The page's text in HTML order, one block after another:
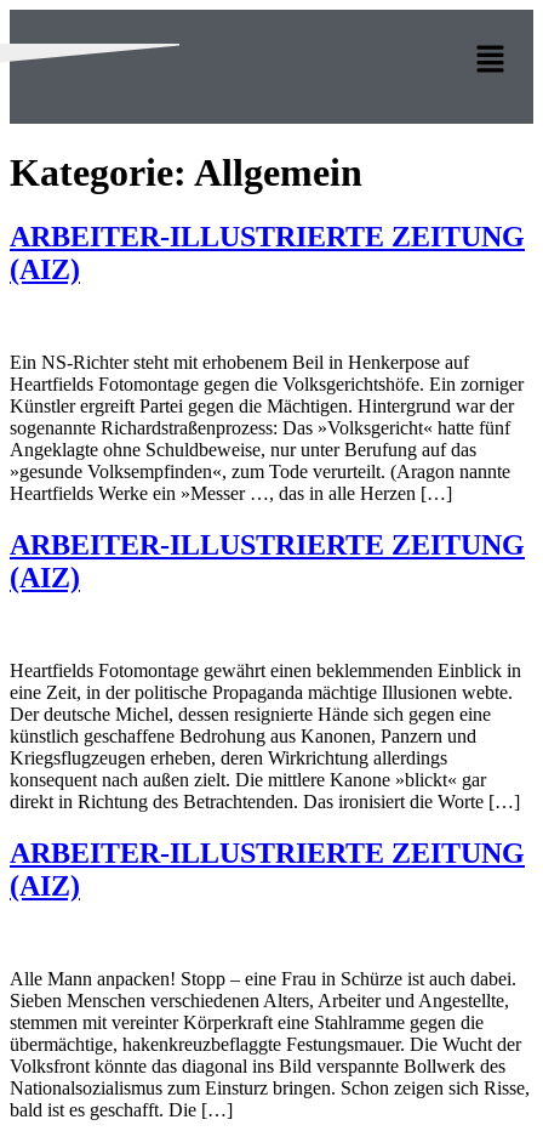
Kategorie: Allgemein
ARBEITER-ILLUSTRIERTE ZEITUNG
(AIZ)
Ein NS-Richter steht mit erhobenem Beil in Henker­pose auf
Heartfields Fotomontage gegen die Volks­gerichtshöfe. Ein zorniger
Künstler ergreift Partei gegen die Mächtigen. Hintergrund war der
sogenannte Richardstraßenprozess: Das »Volksgericht« hatte fünf
Angeklagte ohne Schuldbeweise, nur unter Berufung auf das
»gesunde Volksempfinden«, zum Tode verurteilt. (Aragon nannte
Heartfields Werke ein »Messer …, das in alle Herzen […]
ARBEITER-ILLUSTRIERTE ZEITUNG
(AIZ)
Heartfields Fotomontage gewährt einen beklemmen­den Einblick in
eine Zeit, in der politische Propagan­da mächtige Illusionen webte.
Der deutsche Michel, dessen resignierte Hände sich gegen eine
künstlich geschaf­fene Bedrohung aus Kanonen, Panzern und
Kriegsflugzeugen erheben, deren Wirkrichtung allerdings
konsequent nach außen zielt. Die mittlere Kanone »blickt« gar
direkt in Rich­tung des Betrachtenden. Das ironisiert die Worte […]
ARBEITER-ILLUSTRIERTE ZEITUNG
(AIZ)
Alle Mann anpacken! Stopp – eine Frau in Schürze ist auch dabei.
Sieben Menschen verschiedenen Alters, Arbeiter und Ange­stellte,
stemmen mit vereinter Körperkraft eine Stahlramme gegen die
übermächtige, hakenkreuzbeflaggte Festungs­mauer. Die Wucht der
Volksfront könnte das diagonal ins Bild verspannte Bollwerk des
Nationalsozialismus zum Ein­sturz bringen. Schon zeigen sich Risse,
bald ist es geschafft. Die […]